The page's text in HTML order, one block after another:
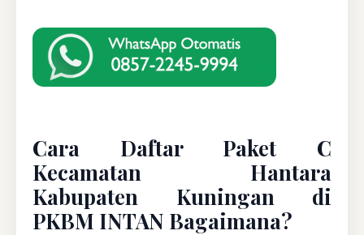
Cara Daftar Paket C
Kecamatan Hantara
Kabupaten Kuningan di
PKBM INTAN Bagaimana?